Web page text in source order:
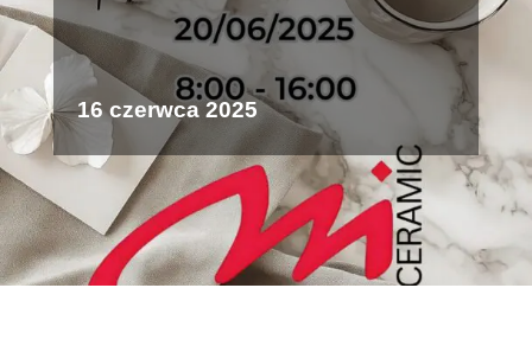
16 czerwca 2025